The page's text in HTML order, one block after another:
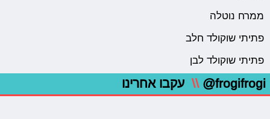
ממרח נוטלה
פתיתי שוקולד חלב
פתיתי שוקולד לבן
@frogifrogi
\\ עקבו אחרינו